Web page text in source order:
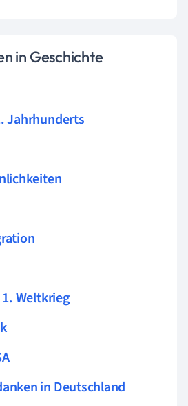
in Geschichte
Jahrhunderts
Weltkrieg
in Deutschland